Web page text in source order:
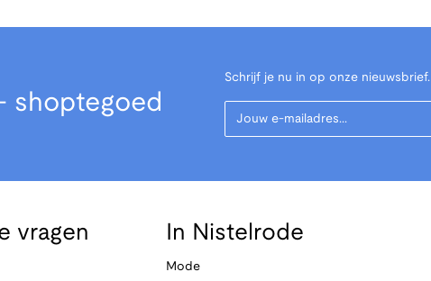
shoptegoed
Schrijf je nu in op onze nieuwsbrief.
Your Email
vragen In Nistelrode
Mode